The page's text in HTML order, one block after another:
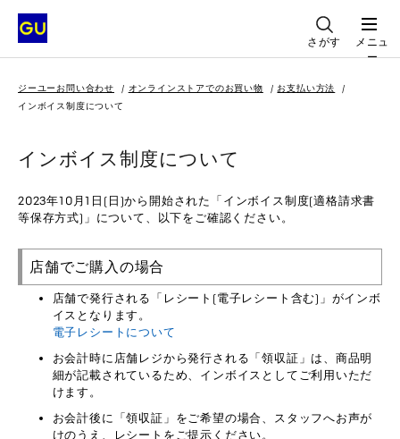
さがす
メニュ
ー
ジーユーお問い合わせ オンラインストアでのお買い物
お支払い方法
インボイス制度について
インボイス制度について
2023年10月1日(日)から開始された「インボイス制度(適格請求書
等保存方式)」について、以下をご確認ください。
店舗でご購入の場合
店舗で発行される「レシート(電子レシート含む)」がインボ
イスとなります。
電子レシートについて
お会計時に店舗レジから発行される「領収証」は、商品明
細が記載されているため、インボイスとしてご利用いただ
けます。
お会計後に「領収証」をご希望の場合、スタッフへお声が
けのうえ、レシートをご提示ください。